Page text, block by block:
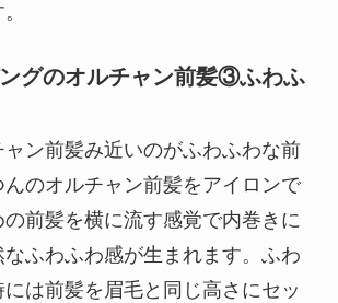
グのオルチャン前髪③ふわふ
ャン前髪み近いのがふわふわな前
のオルチャン前髪をアイロンで
前髪を横に流す感覚で内巻きに
ふわふわ感が生まれます。ふわ
は前髪を眉毛と同じ高さにセッ